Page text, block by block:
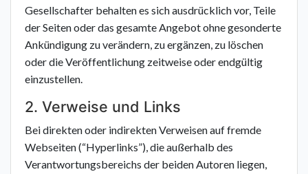
Gesellschafter behalten es sich ausdrücklich vor, Teile
der Seiten oder das gesamte Angebot ohne gesonderte
Ankündigung zu verändern, zu ergänzen, zu löschen
oder die Veröffentlichung zeitweise oder endgültig
einzustellen.
2. Verweise und Links
Bei direkten oder indirekten Verweisen auf fremde
Webseiten (“Hyperlinks”), die außerhalb des
Verantwortungsbereichs der beiden Autoren liegen,